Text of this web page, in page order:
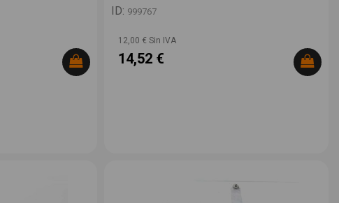
ID: 999767
12,00 € Sin IVA
14,52 €